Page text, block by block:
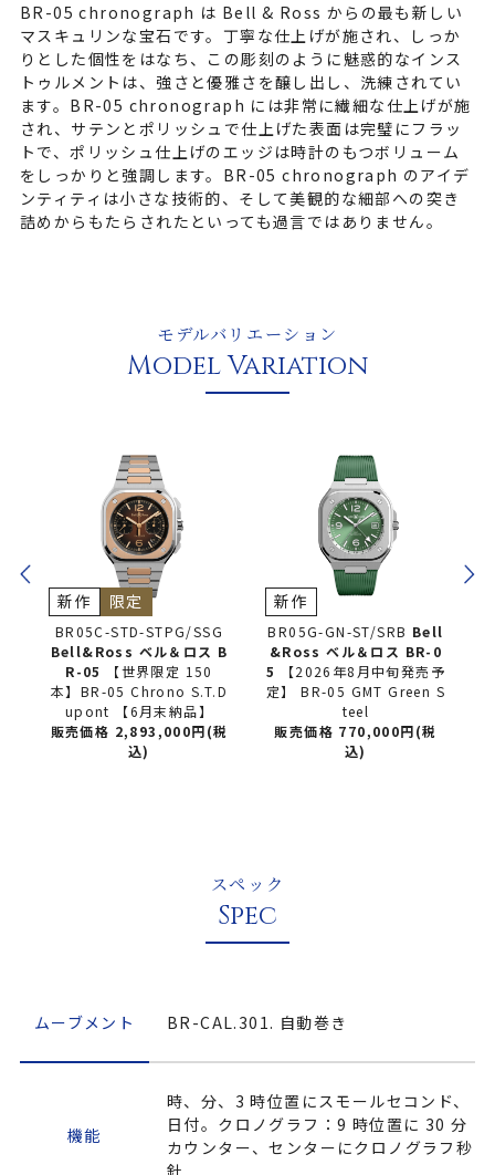
BR-05 chronograph は Bell & Ross からの最も新しい
マスキュリンな宝石です。丁寧な仕上げが施され、しっか
りとした個性をはなち、この彫刻のように魅惑的なインス
トゥルメントは、強さと優雅さを醸し出し、洗練されてい
ます。BR-05 chronograph には非常に繊細な仕上げが施
され、サテンとポリッシュで仕上げた表面は完璧にフラッ
トで、ポリッシュ仕上げのエッジは時計のもつボリューム
をしっかりと強調します。BR-05 chronograph のアイデ
ンティティは小さな技術的、そして美観的な細部への突き
詰めからもたらされたといっても過言ではありません。
モデルバリエーション
Model Variation
BR05C-STD-STPG/SSG
Bell&Ross ベル＆ロス B
R-05
【世界限定 150
本】BR-05 Chrono S.T.D
upont 【6月末納品】
新作 限定
販売価格 2,893,000円(税
込)
BR05G-GN-ST/SRB Bell
&Ross ベル＆ロス BR-0
5
【2026年8月中旬発売予
定】 BR-05 GMT Green S
teel
新作
販売価格 770,000円(税
込)
スペック
Spec
ムーブメント BR-CAL.301. 自動巻き
機能
時、分、3 時位置にスモールセコンド、
日付。クロノグラフ：9 時位置に 30 分
カウンター、センターにクロノグラフ秒
針